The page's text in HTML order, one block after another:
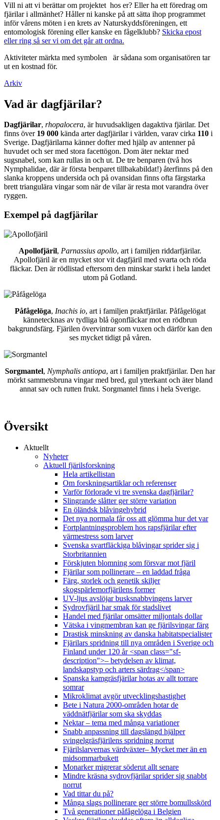
Vill ni att vi berättar om projektet hos er? Eller ha ett föredrag om
fjärilar i allmänhet? Håller ni kanske på att sätta ihop programmet
inför vårens möten i en krets av Naturskyddsföreningen, ett
entomologisk förening eller kanske en fågelklubb? Skicka epost
eller ring så ser vi om det går att ordna.
Aktiviteter märkta med symbolen
är sådana som organisatören tar
ut en kostnad för.
Arkiv
Vad är dagfjärilar?
Dagfjärilar, rhopalocera, är huvudsakligen dagaktiva fjärilar. Det
finns över 19 000 kända arter dagfjärilar i världen, varav cirka 110 i
Sverige. Dagfjärilarna känner dofter med hjälp av antenner på
huvudet och ser med stora facettögon. Dom äter nektar med
sugsnabel, som kan rullas in och ut. De tre benparen (två hos
Nymphalidae, där är första benparet tillbakabildat!) återfinns på den
slanka kroppens undersida och på ovansidan finns ofta färgstarka
brett triangulära vingar som när de vilar är resta mot varandra över
ryggen.
Exempel på dagfjärilar
Apollofjäril, Parnassius apollo, art i familjen riddarfjärilar.
Apollofjäril är en mycket stor vit dagfjäril med svarta och röda
fläckar. Den är rödlistad eftersom den minskar starkt i hela landet
utom på Gotland.
Påfågelöga, Inachis io, art i familjen praktfjärilar. Påfågelögat
kännetecknas av tydliga blå ögonfläckar mot en rödbrun
bakgrundsfärg. Fjärilen övervintrar som vuxen och därför kan den
ses mycket tidigt på våren.
Sorgmantel, Nymphalis antiopa, art i familjen praktfjärilar. Den har
mörkt sammetsbruna vingar med bred, gul ytterkant och äter bland
annat sav och rutten frukt. Sorgmantel finns i hela Sverige.
Översikt
Aktuellt
Nyheter
Aktuell fjärilsforskning
Hela artikellistan
Om forskningsartiklar och referenser
Varför förlorade vi tre svenska dagfjärilar?
Slingrande slåtter ger större variation
En öländsk blåvingehybrid
Det nya normala får oss att glömma hur det var
Fortplantningsproblem hos rapsfjärilar efter
värmestress som larver
Svenska svartfläckiga blåvingar sprider sig i
Storbritannien
Förskjuten blomning som försvar mot fjäril
Fjärilar som pollinerare – en laddad fråga
Färg, storlek och genetik skiljer
skogspärlemorfjärilens former
UV-ljus avslöjar busksnabbvingens larver
Sydrovfjäril har smak för stadslivet
Handel med fjärilar omsätter miljontals dollar
Vätska i vingmembran kan ge fjärilsvingar färg
Drastisk minskning av danska habitatspecialister
Fjärilars spridning till nya områden i Sverige och
Finland under 120 år <span class="sf-
description">– betydelsen av klimat,
landskapstyp och arters särdrag</span>
Spanska kamgräsfjärilar hotas av allt torrare
somrar
Mikroklimat avgör utvecklingshastighet
Bete i Natura 2000-områden hotar de
väddnätfjärilar som ska skyddas
Nektar – tema med många variationer
Snabb anpassning till dagslängd hjälper
svingelgräsfjärilens spridning norrut
Fjärilslarvernas värdväxter– Mycket mer än en
midsommarbukett
Monarker migrerar söderut allt senare
Mindre kräsna sydrovfjärilar sprider sig snabbt
norrut
Vad tittar du på?
Många slags pollinerare ger större bomullsskörd
Två generationer påfågelöga i Belgien